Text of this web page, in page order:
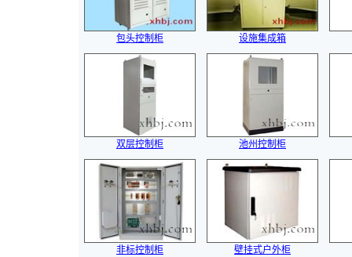
包头控制柜 设施集成箱
双层控制柜 池州控制柜
非标控制柜 壁挂式户外柜